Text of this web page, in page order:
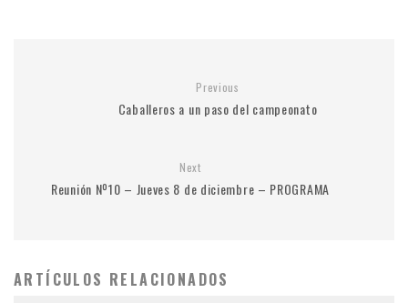
Previous
Caballeros a un paso del campeonato
Next
Reunión Nº10 – Jueves 8 de diciembre – PROGRAMA
ARTÍCULOS RELACIONADOS